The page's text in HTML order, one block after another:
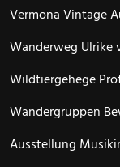
Vermona Vintage
Wanderweg Ulrike
Wildtiergehege
Wandergruppen
Ausstellung